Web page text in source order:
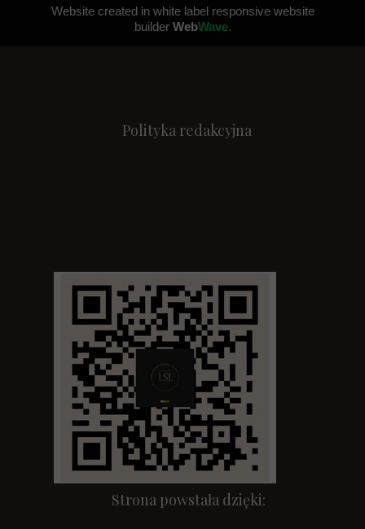
Polityka redakcyjna
Strona powstała dzięki:
Website created in white label responsive website
builder WebWave.